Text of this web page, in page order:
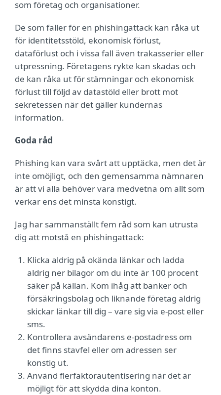
som företag och organisationer.
De som faller för en phishingattack kan råka ut
för identitetsstöld, ekonomisk förlust,
dataförlust och i vissa fall även trakasserier eller
utpressning. Företagens rykte kan skadas och
de kan råka ut för stämningar och ekonomisk
förlust till följd av datastöld eller brott mot
sekretessen när det gäller kundernas
information.
Goda råd
Phishing kan vara svårt att upptäcka, men det är
inte omöjligt, och den gemensamma nämnaren
är att vi alla behöver vara medvetna om allt som
verkar ens det minsta konstigt.
Jag har sammanställt fem råd som kan utrusta
dig att motstå en phishingattack:
Klicka aldrig på okända länkar och ladda
aldrig ner bilagor om du inte är 100 procent
säker på källan. Kom ihåg att banker och
försäkringsbolag och liknande företag aldrig
skickar länkar till dig – vare sig via e-post eller
sms.
Kontrollera avsändarens e-postadress om
det finns stavfel eller om adressen ser
konstig ut.
Använd flerfaktorautentisering när det är
möjligt för att skydda dina konton.